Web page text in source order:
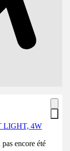
LIGHT, 4W
encore été